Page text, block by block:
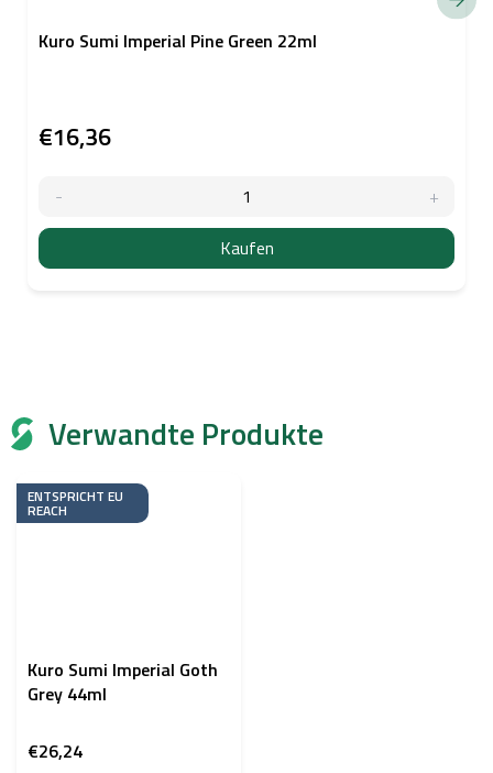
Verwandte Produkte
ENTSPRICHT EU
REACH
Kuro Sumi Imperial Goth
Grey 44ml
€26,24
Kuro Sumi Imperial Pine Green 22ml
€16,36
Kaufen